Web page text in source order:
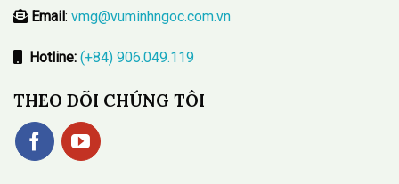
Email : vmg@vuminhngoc.com.vn
Hotline: (+84) 906.049.119
THEO DÕI CHÚNG TÔI